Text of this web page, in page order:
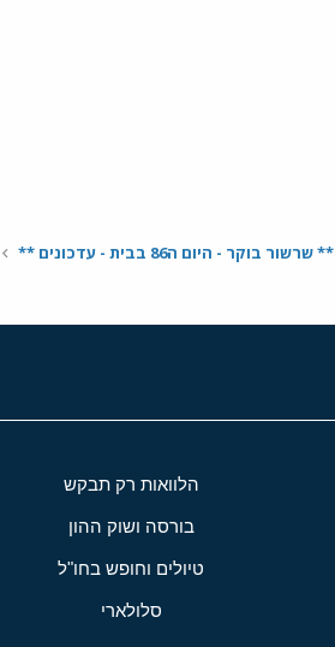
** שרשור בוקר - היום ה86 בבית - עדכונים **
הלוואות רק תבקש
בורסה ושוק ההון
טיולים וחופש בחו"ל
סלולארי